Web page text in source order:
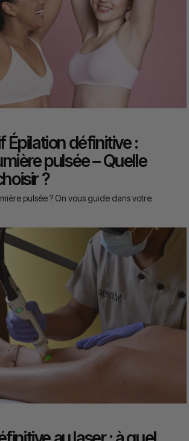
Épilation définitive :
pulsée – Quelle
?
pulsée ? On vous guide dans votre